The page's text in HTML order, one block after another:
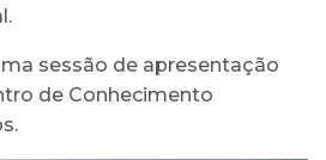
sessão de apresentação
de Conhecimento